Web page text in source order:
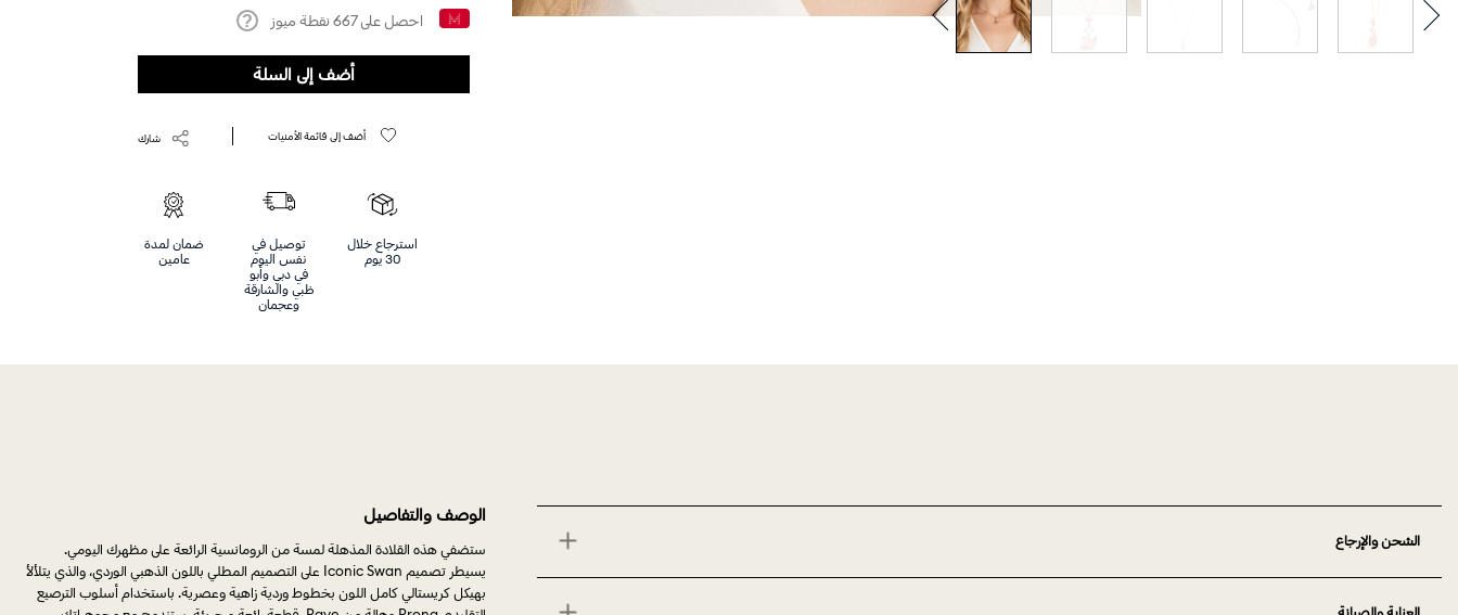
احصل على667 نقطة ميوز
أضف إلى السلة
أضف إلى قائمة الأمنيات شارك
استرجاع خلال
30 يوم
توصيل في
نفس اليوم
في دبي وأبو
ظبي والشارقة
وعجمان
ضمان لمدة
عامين
الشحن والإرجاع
الوصف والتفاصيل
ستضفي هذه القلادة المذهلة لمسة من الرومانسية الرائعة على مظهرك اليومي.
يسيطر تصميم Iconic Swan على التصميم المطلي باللون الذهبي الوردي، والذي يتلألأ